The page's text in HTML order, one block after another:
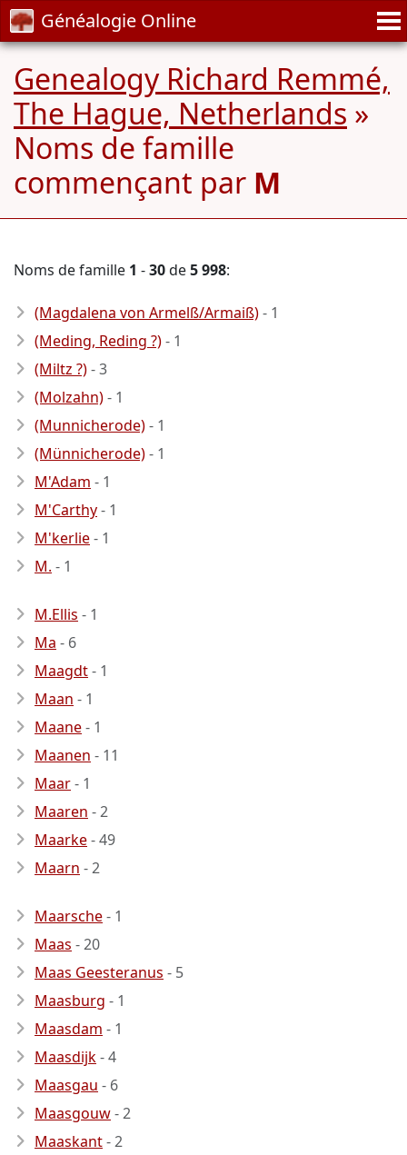
Généalogie Online
Genealogy Richard Remmé,
The Hague, Netherlands »
Noms de famille
commençant par M
Noms de famille 1 -30de5 998:
(Magdalena von Armelß/Armaiß)- 1
(Meding, Reding ?)- 1
(Miltz ?)- 3
(Molzahn)- 1
(Munnicherode)- 1
(Münnicherode)- 1
M'Adam - 1
M'Carthy- 1
M'kerlie- 1
M. - 1
M.Ellis - 1
Ma - 6
Maagdt- 1
Maan - 1
Maane- 1
Maanen - 11
Maar- 1
Maaren - 2
Maarke- 49
Maarn - 2
Maarsche- 1
Maas - 20
Maas Geesteranus - 5
Maasburg - 1
Maasdam - 1
Maasdijk- 4
Maasgau - 6
Maasgouw- 2
Maaskant- 2